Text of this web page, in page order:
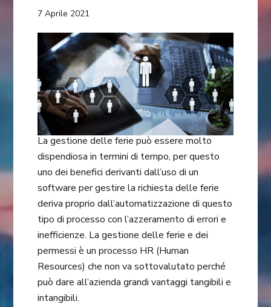
7 Aprile 2021
La gestione delle ferie può essere molto
dispendiosa in termini di tempo, per questo
uno dei benefici derivanti dall’uso di un
software per gestire la richiesta delle ferie
deriva proprio dall’automatizzazione di questo
tipo di processo con l’azzeramento di errori e
inefficienze. La gestione delle ferie e dei
permessi è un processo HR (Human
Resources) che non va sottovalutato perché
può dare all’azienda grandi vantaggi tangibili e
intangibili.